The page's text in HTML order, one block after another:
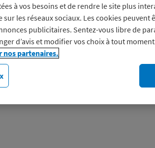
Spécialiste de la
propose une large
à vos besoins et de rendre le site plus
les réseaux sociaux. Les cookies peuvent
publicitaires. Sentez-vous libre de
d’avis et modifier vos choix à tout
nos partenaires.